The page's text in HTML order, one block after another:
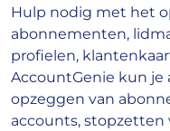
Hulp nodig met het
abonnementen,
profielen,
AccountGenie kun je
opzeggen van
accounts,